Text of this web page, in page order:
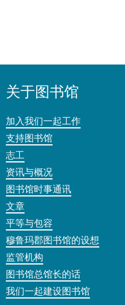
关于图书馆
加入我们一起工作
支持图书馆
志工
资讯与概况
图书馆时事通讯
文章
平等与包容
穆鲁玛郡图书馆的设想
监管机构
图书馆总馆长的话
我们一起建设图书馆